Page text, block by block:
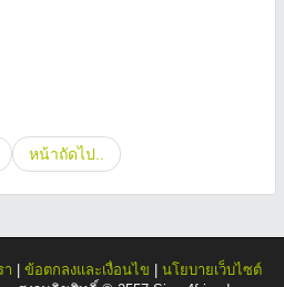
หน้าถัดไป..
า ข้อตกลงและเงื่อนไข
นโยบายเว็บไซต์